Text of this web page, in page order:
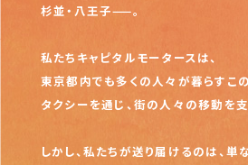
杉並・八王子——。
私たちキャピタルモータースは、
東京都内でも多くの人々が暮らすこ
タクシーを通じ、街の人々の移動を支
しかし、私たちが送り届けるのは、単